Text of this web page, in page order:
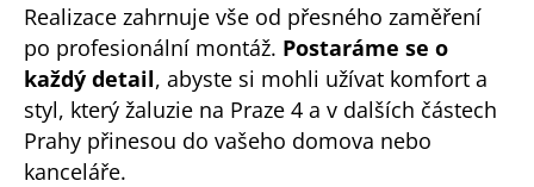
Realizace zahrnuje vše od přesného zaměření
po profesionální montáž. Postaráme se o
každý detail, abyste si mohli užívat komfort a
styl, který žaluzie na Praze 4 a v dalších částech
Prahy přinesou do vašeho domova nebo
kanceláře.